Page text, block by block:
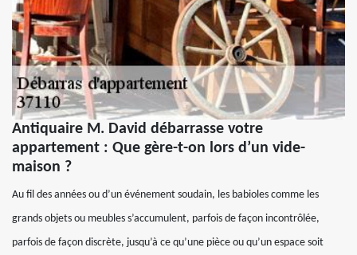
Antiquaire M. David débarrasse votre
appartement : Que gère-t-on lors d’un vide-
maison ?
Au fil des années ou d’un événement soudain, les babioles comme les
grands objets ou meubles s’accumulent, parfois de façon incontrôlée,
parfois de façon discrète, jusqu’à ce qu’une pièce ou qu’un espace soit